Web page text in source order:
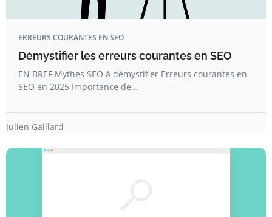
ERREURS COURANTES EN SEO
Démystifier les erreurs courantes en SEO
EN BREF Mythes SEO à démystifier Erreurs courantes en
SEO en 2025 Importance de…
Julien Gaillard